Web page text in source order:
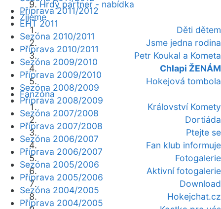
Hrdý partner - nabídka
Žijeme
Děti dětem
Jsme jedna rodina
Petr Koukal a Kometa
Chlapi ŽENÁM
Hokejová tombola
Fanzóna
Království Komety
Dortiáda
Ptejte se
Fan klub informuje
Fotogalerie
Aktivní fotogalerie
Download
Hokejchat.cz
Příprava 2011/2012
EHT 2011
Sezóna 2010/2011
Příprava 2010/2011
Sezóna 2009/2010
Příprava 2009/2010
Sezóna 2008/2009
Příprava 2008/2009
Sezóna 2007/2008
Příprava 2007/2008
Sezóna 2006/2007
Příprava 2006/2007
Sezóna 2005/2006
Příprava 2005/2006
Sezóna 2004/2005
Příprava 2004/2005